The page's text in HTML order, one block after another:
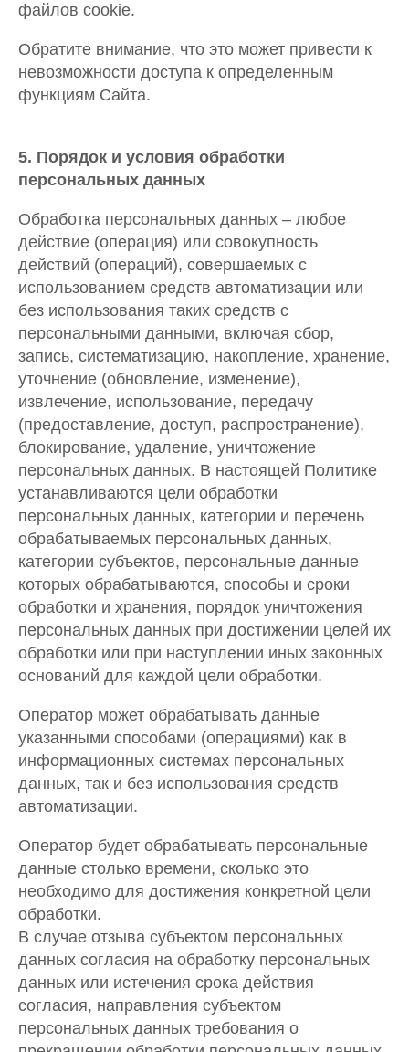
файлов cookie.
Обратите внимание, что это может привести к
невозможности доступа к определенным
функциям Сайта.
5. Порядок и условия обработки
персональных данных
Обработка персональных данных – любое
действие (операция) или совокупность
действий (операций), совершаемых с
использованием средств автоматизации или
без использования таких средств с
персональными данными, включая сбор,
запись, систематизацию, накопление, хранение,
уточнение (обновление, изменение),
извлечение, использование, передачу
(предоставление, доступ, распространение),
блокирование, удаление, уничтожение
персональных данных. В настоящей Политике
устанавливаются цели обработки
персональных данных, категории и перечень
обрабатываемых персональных данных,
категории субъектов, персональные данные
которых обрабатываются, способы и сроки
обработки и хранения, порядок уничтожения
персональных данных при достижении целей их
обработки или при наступлении иных законных
оснований для каждой цели обработки.
Оператор может обрабатывать данные
указанными способами (операциями) как в
информационных системах персональных
данных, так и без использования средств
автоматизации.
Оператор будет обрабатывать персональные
данные столько времени, сколько это
необходимо для достижения конкретной цели
обработки.
В случае отзыва субъектом персональных
данных согласия на обработку персональных
данных или истечения срока действия
согласия, направления субъектом
персональных данных требования о